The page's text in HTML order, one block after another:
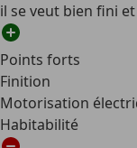
il se veut bien fini
Points forts
Finition
Motorisation
Habitabilité